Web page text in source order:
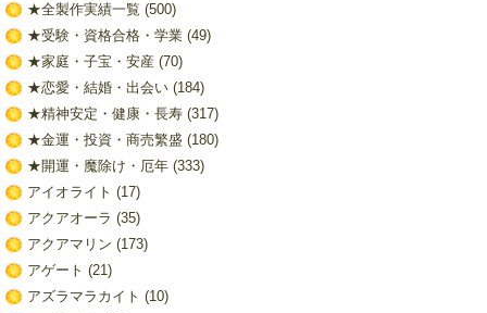
★全製作実績一覧 (500)
★受験・資格合格・学業(49)
★家庭・子宝・安産(70)
★恋愛・結婚・出会い(184)
★精神安定・健康・長寿(317)
★金運・投資・商売繁盛 (180)
★開運・魔除け・厄年(333)
アイオライト (17)
アクアオーラ (35)
アクアマリン (173)
アゲート (21)
アズラマラカイト (10)